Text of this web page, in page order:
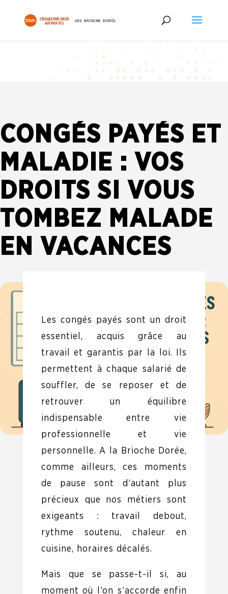
CONGÉS PAYÉS ET
MALADIE : VOS
DROITS SI VOUS
TOMBEZ MALADE
EN VACANCES
Les congés payés sont un droit
essentiel, acquis grâce au
travail et garantis par la loi. Ils
permettent à chaque salarié de
souffler, de se reposer et de
retrouver un équilibre
indispensable entre vie
professionnelle et vie
personnelle. A la Brioche Dorée,
comme ailleurs, ces moments
de pause sont d’autant plus
précieux que nos métiers sont
exigeants : travail debout,
rythme soutenu, chaleur en
cuisine, horaires décalés.
Mais que se passe-t-il si, au
moment où l’on s’accorde enfin